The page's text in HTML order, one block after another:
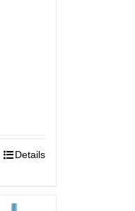
Details